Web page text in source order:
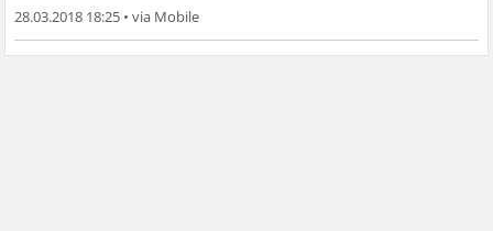
28.03.2018 18:25 •